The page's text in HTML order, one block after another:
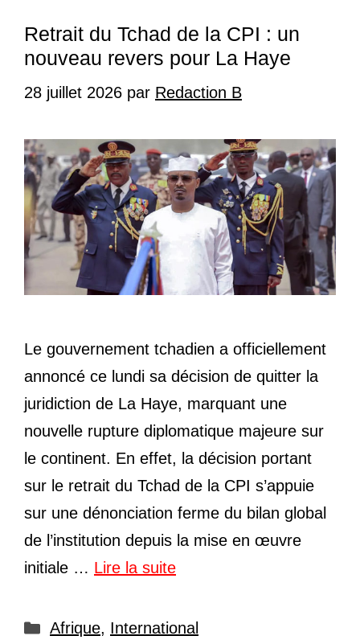
Retrait du Tchad de la CPI : un
nouveau revers pour La Haye
28 juillet 2026 par Redaction B
Le gouvernement tchadien a officiellement
annoncé ce lundi sa décision de quitter la
juridiction de La Haye, marquant une
nouvelle rupture diplomatique majeure sur
le continent. En effet, la décision portant
sur le retrait du Tchad de la CPI s’appuie
sur une dénonciation ferme du bilan global
de l’institution depuis la mise en œuvre
initiale … Lire la suite
Catégories
Afrique, International